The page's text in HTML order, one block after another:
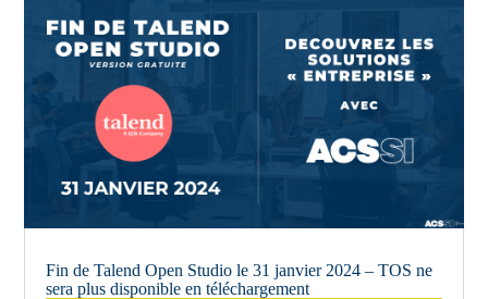
Fin de Talend Open Studio le 31 janvier 2024 – TOS ne
sera plus disponible en téléchargement